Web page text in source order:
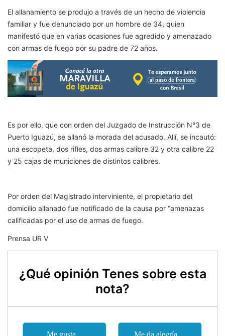
El allanamiento se produjo a través de un hecho de violencia
familiar y fue denunciado por un hombre de 34, quien
manifestó que en varias ocasiones fue agredido y amenazado
con armas de fuego por su padre de 72 años.
Es por ello, que con orden del Juzgado de Instrucción N°3 de
Puerto Iguazú, se allanó la morada del acusado. Allí, se incautó:
una escopeta, dos rifles, dos armas calibre 32 y otra calibre 22
y 25 cajas de municiones de distintos calibres.
Por orden del Magistrado interviniente, el propietario del
domicilio allanado fue notificado de la causa por “amenazas
calificadas por el uso de armas de fuego.
Prensa UR V
¿Qué opinión Tenes sobre esta
nota?